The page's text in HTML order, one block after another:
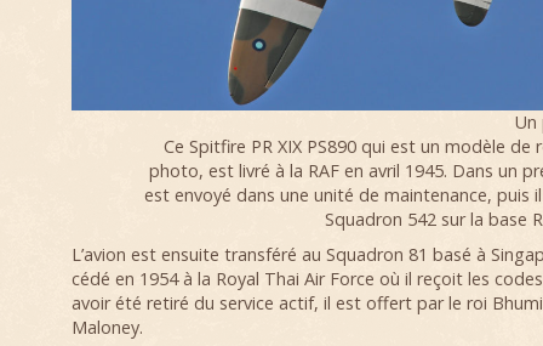
Un
Ce Spitfire PR XIX PS890 qui est un modèle de
photo, est livré à la RAF en avril 1945. Dans un
est envoyé dans une unité de maintenance, puis
Squadron 542 sur la base
L’avion est ensuite transféré au Squadron 81 basé à
cédé en 1954 à la Royal Thai Air Force où il reçoit les
avoir été retiré du service actif, il est offert par le roi
Maloney.